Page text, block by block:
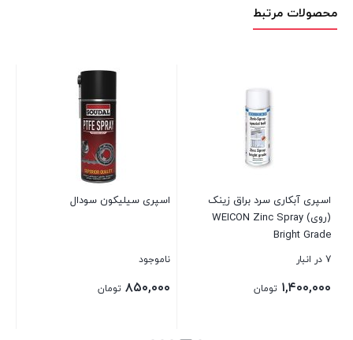
محصولات مرتبط
اسپری آبکاری سرد براق زینک
(روی) WEICON Zinc Spray
Bright Grade
7 در انبار
۱,۴۰۰,۰۰۰ تومان
اسپری سیلیکون سودال
ناموجود
۸۵۰,۰۰۰ تومان